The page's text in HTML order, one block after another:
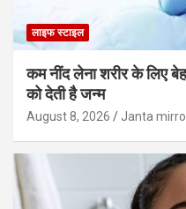
लाइफ स्टाइल
कम नींद लेना शरीर के लिए
को देती है जन्म
August 8, 2026 Janta